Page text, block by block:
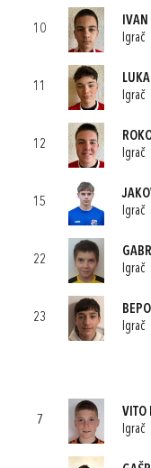
10
Igrač
11
Igrač
12
Igrač
15
Igrač
22
Igrač
23
Igrač
7
VITO
Igrač